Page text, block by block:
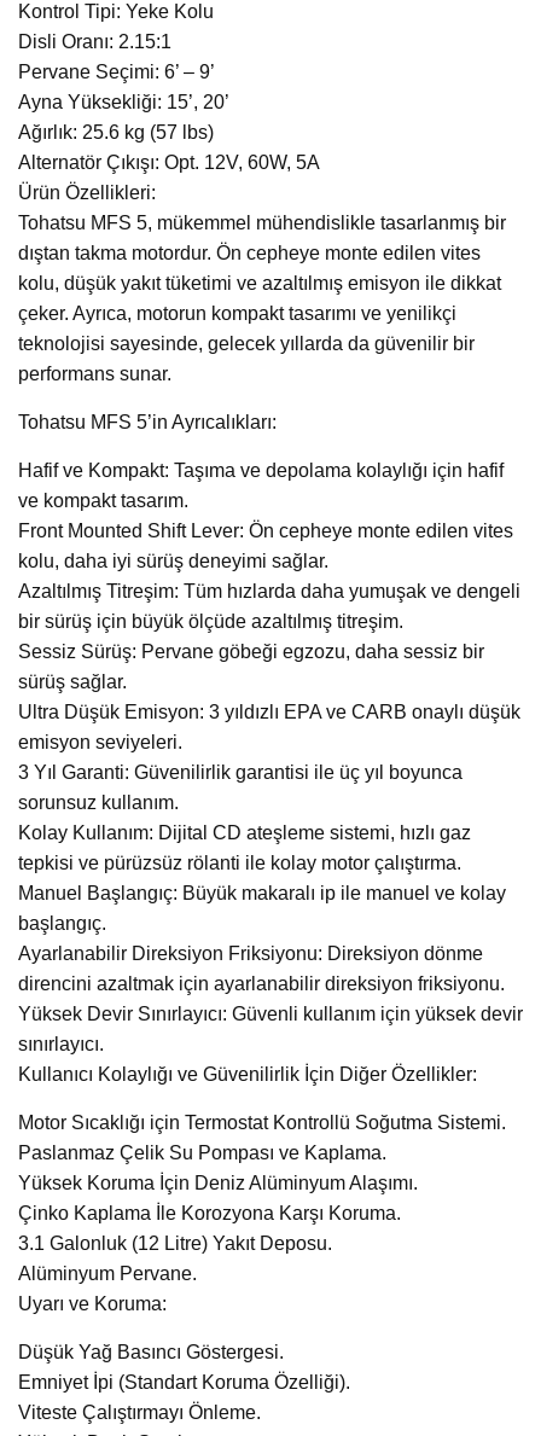
Kontrol Tipi: Yeke Kolu
Disli Oranı: 2.15:1
Pervane Seçimi: 6’ – 9’
Ayna Yüksekliği: 15’, 20’
Ağırlık: 25.6 kg (57 lbs)
Alternatör Çıkışı: Opt. 12V, 60W, 5A
Ürün Özellikleri:
Tohatsu MFS 5, mükemmel mühendislikle tasarlanmış bir
dıştan takma motordur. Ön cepheye monte edilen vites
kolu, düşük yakıt tüketimi ve azaltılmış emisyon ile dikkat
çeker. Ayrıca, motorun kompakt tasarımı ve yenilikçi
teknolojisi sayesinde, gelecek yıllarda da güvenilir bir
performans sunar.
Tohatsu MFS 5’in Ayrıcalıkları:
Hafif ve Kompakt: Taşıma ve depolama kolaylığı için hafif
ve kompakt tasarım.
Front Mounted Shift Lever: Ön cepheye monte edilen vites
kolu, daha iyi sürüş deneyimi sağlar.
Azaltılmış Titreşim: Tüm hızlarda daha yumuşak ve dengeli
bir sürüş için büyük ölçüde azaltılmış titreşim.
Sessiz Sürüş: Pervane göbeği egzozu, daha sessiz bir
sürüş sağlar.
Ultra Düşük Emisyon: 3 yıldızlı EPA ve CARB onaylı düşük
emisyon seviyeleri.
3 Yıl Garanti: Güvenilirlik garantisi ile üç yıl boyunca
sorunsuz kullanım.
Kolay Kullanım: Dijital CD ateşleme sistemi, hızlı gaz
tepkisi ve pürüzsüz rölanti ile kolay motor çalıştırma.
Manuel Başlangıç: Büyük makaralı ip ile manuel ve kolay
başlangıç.
Ayarlanabilir Direksiyon Friksiyonu: Direksiyon dönme
direncini azaltmak için ayarlanabilir direksiyon friksiyonu.
Yüksek Devir Sınırlayıcı: Güvenli kullanım için yüksek devir
sınırlayıcı.
Kullanıcı Kolaylığı ve Güvenilirlik İçin Diğer Özellikler:
Motor Sıcaklığı için Termostat Kontrollü Soğutma Sistemi.
Paslanmaz Çelik Su Pompası ve Kaplama.
Yüksek Koruma İçin Deniz Alüminyum Alaşımı.
Çinko Kaplama İle Korozyona Karşı Koruma.
3.1 Galonluk (12 Litre) Yakıt Deposu.
Alüminyum Pervane.
Uyarı ve Koruma:
Düşük Yağ Basıncı Göstergesi.
Emniyet İpi (Standart Koruma Özelliği).
Viteste Çalıştırmayı Önleme.